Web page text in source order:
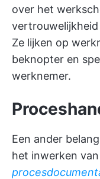
over het
Ze lijken op
beknopter en
werknemer.
Een ander
het inwerken